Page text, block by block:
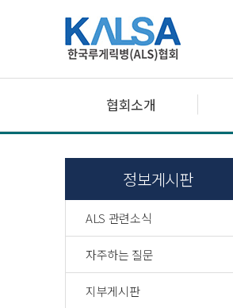
협회소개
정보게시판
ALS 관련소식
자주하는 질문
지부게시판